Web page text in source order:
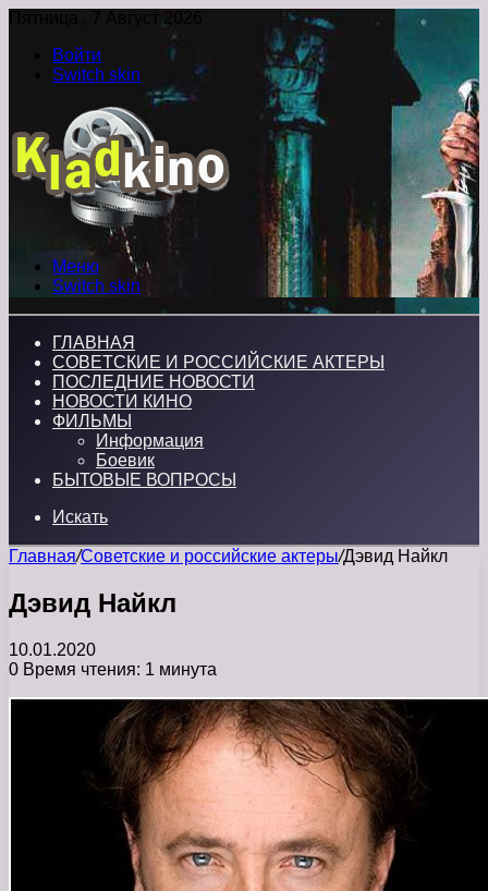
Пятница , 7 Август 2026
Войти
Switch skin
Меню
Switch skin
ГЛАВНАЯ
СОВЕТСКИЕ И РОССИЙСКИЕ АКТЕРЫ
ПОСЛЕДНИЕ НОВОСТИ
НОВОСТИ КИНО
ФИЛЬМЫ
Информация
Боевик
БЫТОВЫЕ ВОПРОСЫ
Искать
Главная/Советские и российские актеры/Дэвид Найкл
Дэвид Найкл
10.01.2020
0 Время чтения: 1 минута